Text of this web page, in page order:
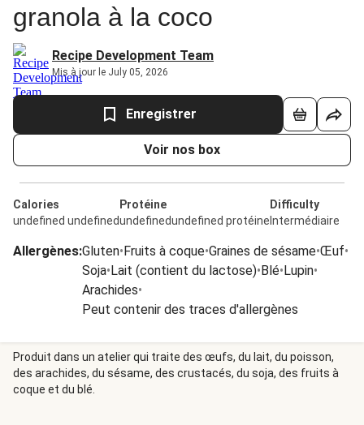
granola à la coco
Recipe Development Team
Mis à jour le July 05, 2026
Enregistrer
Voir nos box
Calories
undefined undefined
Protéine
undefinedundefined protéine
Difficulty
Intermédiaire
Allergènes:Gluten•Fruits à coque•Graines de sésame•Œuf•
Soja•Lait (contient du lactose)•Blé•Lupin•
Arachides•
Peut contenir des traces d'allergènes
Produit dans un atelier qui traite des œufs, du lait, du poisson,
des arachides, du sésame, des crustacés, du soja, des fruits à
coque et du blé.